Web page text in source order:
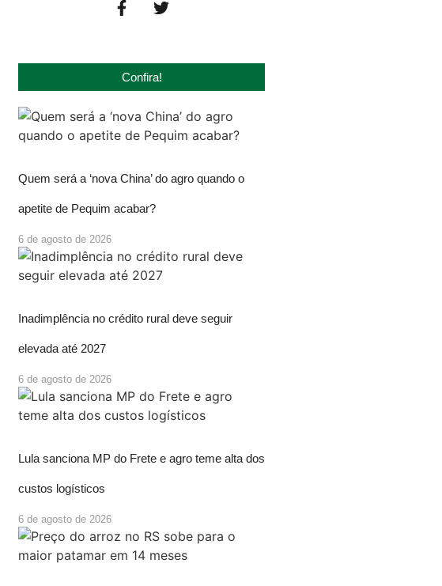
Confira!
Quem será a ‘nova China’ do agro quando o
apetite de Pequim acabar?
6 de agosto de 2026
Inadimplência no crédito rural deve seguir
elevada até 2027
6 de agosto de 2026
Lula sanciona MP do Frete e agro teme alta dos
custos logísticos
6 de agosto de 2026